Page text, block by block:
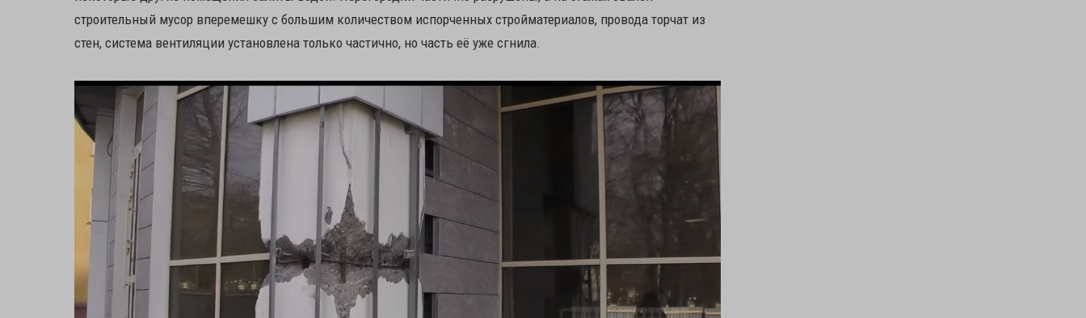
строительный мусор вперемешку с большим количеством испорченных стройматериалов, провода торчат из
стен, система вентиляции установлена только частично, но часть её уже сгнила.